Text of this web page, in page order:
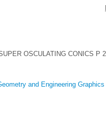
OSCULATING CONICS P
and Engineering Graphics